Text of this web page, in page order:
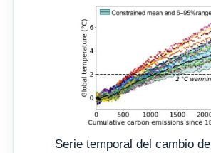
Serie temporal del cambio de